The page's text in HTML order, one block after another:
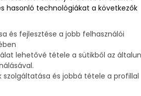
hasonló technológiákat a következők
és fejlesztése a jobb felhasználói
lehetővé tétele a sütikből az
szolgáltatása és jobbá tétele a profillal